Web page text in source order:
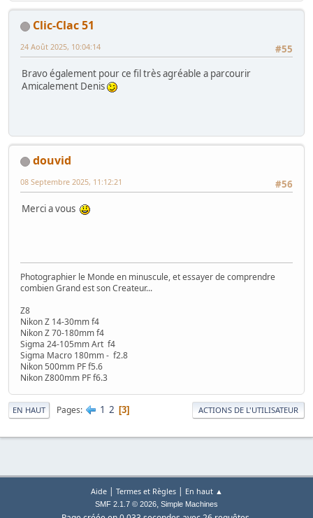
Clic-Clac 51
#55
24 Août 2025, 10:04:14
Bravo également pour ce fil très agréable a parcourir
Amicalement Denis
douvid
#56
08 Septembre 2025, 11:12:21
Merci a vous
Photographier le Monde en minuscule, et essayer de comprendre
combien Grand est son Createur...
Z8
Nikon Z 14-30mm f4
Nikon Z 70-180mm f4
Sigma 24-105mm Art f4
Sigma Macro 180mm - f2.8
Nikon 500mm PF f5.6
Nikon Z800mm PF f6.3
EN HAUT Pages 1 2 3 ACTIONS DE L'UTILISATEUR
Aide| Termes et Règles| En haut ▲
SMF 2.1.7 © 2026, Simple Machines